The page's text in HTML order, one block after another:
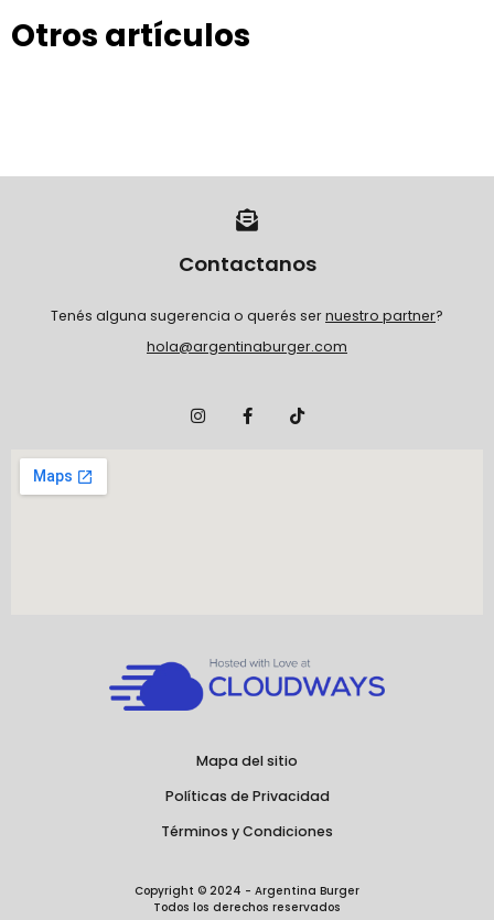
Otros artículos
Contactanos
Tenés alguna sugerencia o querés sernuestro partner?
hola@argentinaburger.com
I
n
F
a
T
i
Mapa del sitio
Políticas de Privacidad
Términos y Condiciones
Copyright © 2024 - Argentina Burger
Todos los derechos reservados